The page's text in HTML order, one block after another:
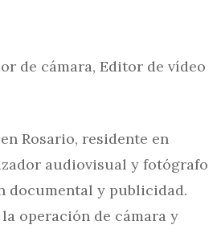
de cámara, Editor de vídeo
Rosario, residente en
audiovisual y fotógrafo
documental y publicidad.
operación de cámara y